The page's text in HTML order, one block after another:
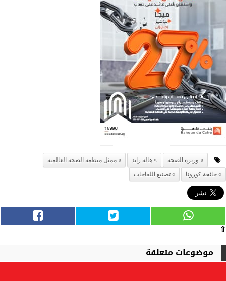
وزيرة الصحة هالة زايد
ممثل منظمة الصحة العالمية
جائحة كورونا
تصنيع اللقاحات
⇧
موضوعات متعلقة